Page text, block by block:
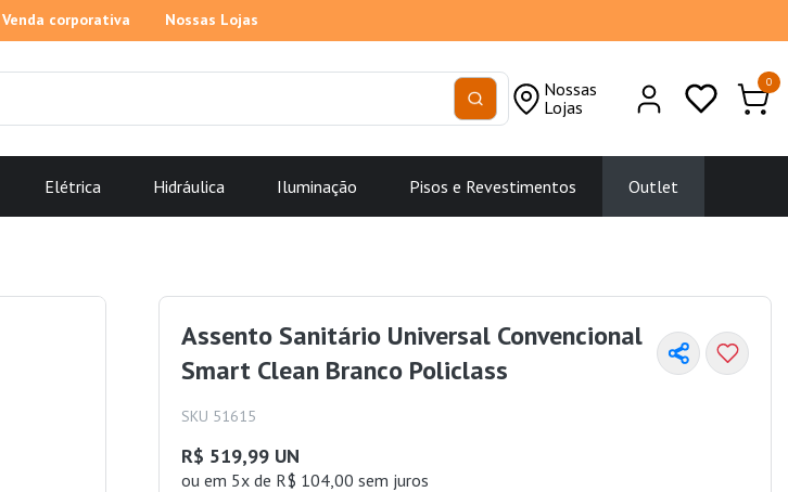
Venda corporativa Nossas Lojas
Nossas
Lojas
0
Elétrica Hidráulica Iluminação Pisos e Revestimentos Outlet
Assento Sanitário Universal Convencional
Smart Clean Branco Policlass
SKU 51615
R$ 519,99 UN
ou em 5x de R$ 104,00 sem juros